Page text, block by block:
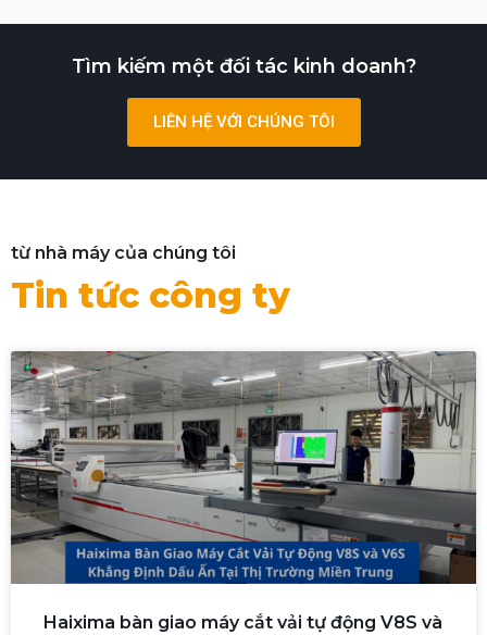
Tìm kiếm một đối tác kinh doanh?
LIÊN HỆ VỚI CHÚNG TÔI
từ nhà máy của chúng tôi
Tin tức công ty
Haixima bàn giao máy cắt vải tự động V8S và